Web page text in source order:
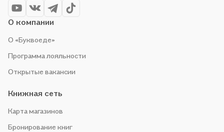
О компании
О «Буквоеде»
Программа лояльности
Открытые вакансии
Книжная сеть
Карта магазинов
Бронирование книг